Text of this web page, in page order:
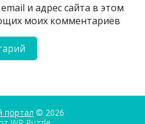
и адрес сайта в этом
моих комментариев
портал © 2026